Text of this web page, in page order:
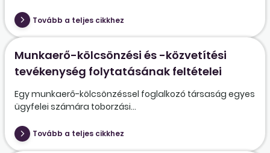
Tovább a teljes cikkhez
Munkaerő-kölcsönzési és -közvetítési
tevékenység folytatásának feltételei
Egy munkaerő-kölcsönzéssel foglalkozó társaság egyes
ügyfelei számára toborzási...
Tovább a teljes cikkhez